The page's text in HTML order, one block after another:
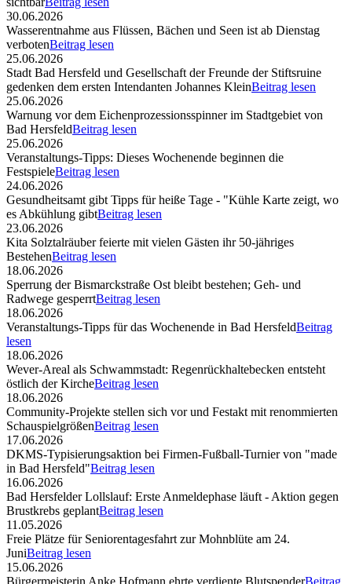
30.06.2026
Wasserentnahme aus Flüssen, Bächen und Seen ist ab Dienstag
verbotenBeitrag lesen
25.06.2026
Stadt Bad Hersfeld und Gesellschaft der Freunde der Stiftsruine
gedenken dem ersten Intendanten Johannes KleinBeitrag lesen
25.06.2026
Warnung vor dem Eichenprozessionsspinner im Stadtgebiet von
Bad HersfeldBeitrag lesen
25.06.2026
Veranstaltungs-Tipps: Dieses Wochenende beginnen die
FestspieleBeitrag lesen
24.06.2026
Gesundheitsamt gibt Tipps für heiße Tage - "Kühle Karte zeigt, wo
es Abkühlung gibtBeitrag lesen
23.06.2026
Kita Solztalräuber feierte mit vielen Gästen ihr 50-jähriges
BestehenBeitrag lesen
18.06.2026
Sperrung der Bismarckstraße Ost bleibt bestehen; Geh- und
Radwege gesperrtBeitrag lesen
18.06.2026
Veranstaltungs-Tipps für das Wochenende in Bad HersfeldBeitrag
lesen
18.06.2026
Wever-Areal als Schwammstadt: Regenrückhaltebecken entsteht
östlich der KircheBeitrag lesen
18.06.2026
Community-Projekte stellen sich vor und Festakt mit renommierten
SchauspielgrößenBeitrag lesen
17.06.2026
DKMS-Typisierungsaktion bei Firmen-Fußball-Turnier von "made
in Bad Hersfeld"Beitrag lesen
16.06.2026
Bad Hersfelder Lollslauf: Erste Anmeldephase läuft - Aktion gegen
Brustkrebs geplantBeitrag lesen
11.05.2026
Freie Plätze für Seniorentagesfahrt zur Mohnblüte am 24.
JuniBeitrag lesen
15.06.2026